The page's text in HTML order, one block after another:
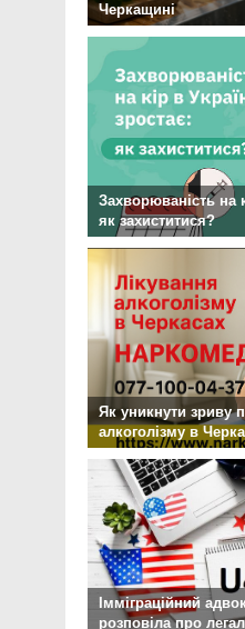
Черкащині
Захворюваність на
як захиститися?
Як уникнути зриву
алкоголізму в
Імміграційний
розповіла про